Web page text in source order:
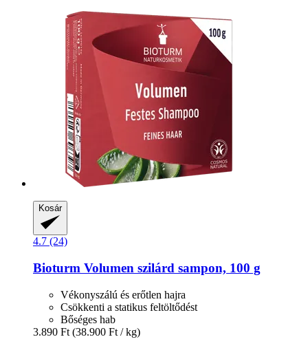
Kosár
4.7 (24)
Bioturm Volumen szilárd sampon, 100 g
Vékonyszálú és erőtlen hajra
Csökkenti a statikus feltöltődést
Bőséges hab
3.890 Ft (38.900 Ft / kg)